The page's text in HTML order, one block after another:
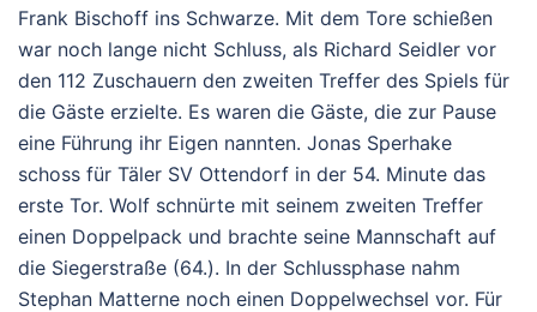
Frank Bischoff ins Schwarze. Mit dem Tore schießen
war noch lange nicht Schluss, als Richard Seidler vor
den 112 Zuschauern den zweiten Treffer des Spiels für
die Gäste erzielte. Es waren die Gäste, die zur Pause
eine Führung ihr Eigen nannten. Jonas Sperhake
schoss für Täler SV Ottendorf in der 54. Minute das
erste Tor. Wolf schnürte mit seinem zweiten Treffer
einen Doppelpack und brachte seine Mannschaft auf
die Siegerstraße (64.). In der Schlussphase nahm
Stephan Matterne noch einen Doppelwechsel vor. Für